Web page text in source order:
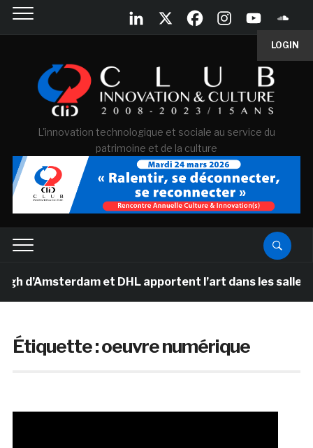
LOGIN
L'innovation technologique et sociale au service du
patrimoine et de la culture
et DHL apportent l’art dans les salles de
Étiquette :oeuvre numérique